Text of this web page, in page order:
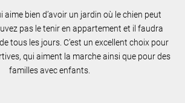
aime bien d’avoir un jardin où le chien peut
pas le tenir en appartement et il faudra
tous les jours. C’est un excellent choix pour
qui aiment la marche ainsi que pour des
familles avec enfants.